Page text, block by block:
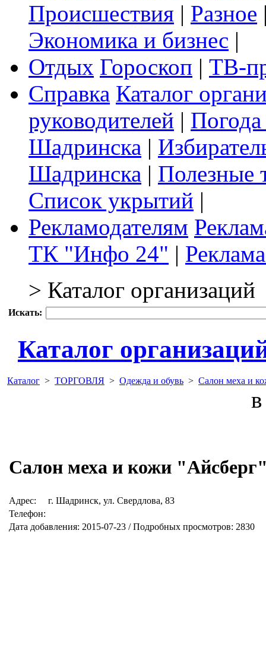
Происшествия | Разное
Экономика и бизнес |
Отдых Гороскоп | ТВ-
Справка Каталог
руководителей |
Шадринска |
Шадринска | Полезные
Список укрытий |
Рекламодателям
ТК "Инфо 24" |
> Каталог организаций
Искать:
Каталог
Каталог > ТОРГОВЛЯ > Одежда и обувь > Салон меха и
Салон меха и кожи
Адрес:
г. Шадринск, ул. Свердлова, 83
Телефон:
Дата добавления: 2015-07-23 / Подробных просмотров: 2830